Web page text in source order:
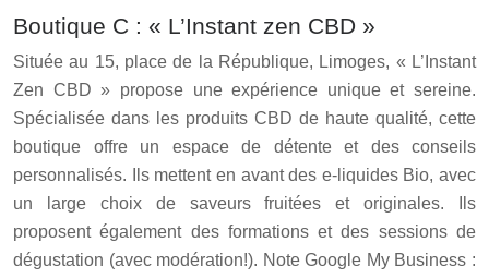
Boutique C : « L’Instant zen CBD »
Située au 15, place de la République, Limoges, « L’Instant
Zen CBD » propose une expérience unique et sereine.
Spécialisée dans les produits CBD de haute qualité, cette
boutique offre un espace de détente et des conseils
personnalisés. Ils mettent en avant des e-liquides Bio, avec
un large choix de saveurs fruitées et originales. Ils
proposent également des formations et des sessions de
dégustation (avec modération!). Note Google My Business :